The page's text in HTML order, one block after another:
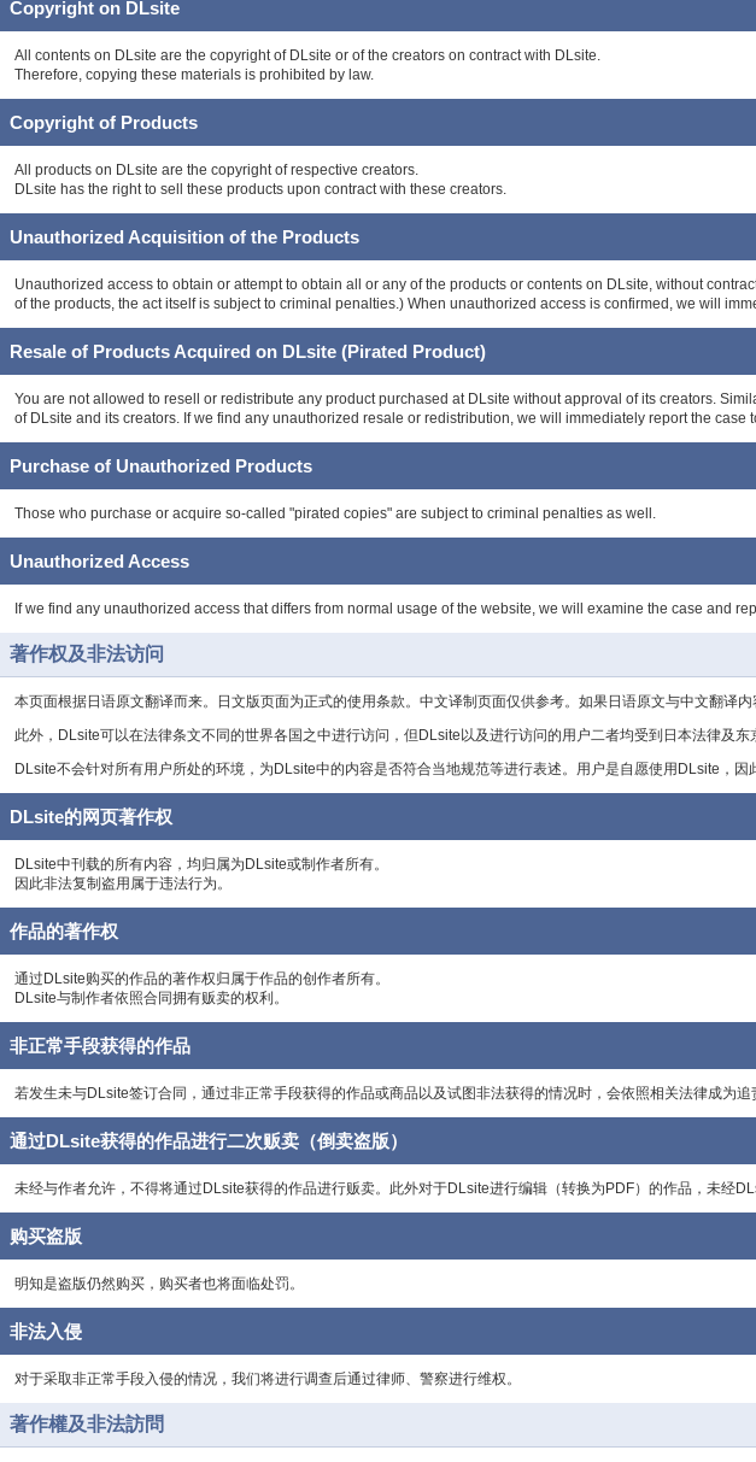
Copyright on DLsite
All contents on DLsite are the copyright of DLsite or of the creators on contract with DLsite.
Therefore, copying these materials is prohibited by law.
Copyright of Products
All products on DLsite are the copyright of respective creators.
DLsite has the right to sell these products upon contract with these creators.
Unauthorized Acquisition of the Products
Unauthorized access to obtain or attempt to obtain all or any of the products or contents on DLsite, without
of the products, the act itself is subject to criminal penalties.) When unauthorized access is confirmed, we will
Resale of Products Acquired on DLsite (Pirated Product)
You are not allowed to resell or redistribute any product purchased at DLsite without approval of its creators.
of DLsite and its creators. If we find any unauthorized resale or redistribution, we will immediately report the case
Purchase of Unauthorized Products
Those who purchase or acquire so-called "pirated copies" are subject to criminal penalties as well.
Unauthorized Access
If we find any unauthorized access that differs from normal usage of the website, we will examine the case and
著作权及非法访问
本页面根据日语原文翻译而来。日文版页面为正式的使用条款。中文译制页面仅供参考。如果日语原文与中文翻译内
此外，DLsite可以在法律条文不同的世界各国之中进行访问，但DLsite以及进行访问的用户二者均受到日本法律及东
DLsite不会针对所有用户所处的环境，为DLsite中的内容是否符合当地规范等进行表述。用户是自愿使用DLsite，因
DLsite的网页著作权
DLsite中刊载的所有内容，均归属为DLsite或制作者所有。
因此非法复制盗用属于违法行为。
作品的著作权
通过DLsite购买的作品的著作权归属于作品的创作者所有。
DLsite与制作者依照合同拥有贩卖的权利。
非正常手段获得的作品
若发生未与DLsite签订合同，通过非正常手段获得的作品或商品以及试图非法获得的情况时，会依照相关法律成为
通过DLsite获得的作品进行二次贩卖（倒卖盗版）
未经与作者允许，不得将通过DLsite获得的作品进行贩卖。此外对于DLsite进行编辑（转换为PDF）的作品，未经
购买盗版
明知是盗版仍然购买，购买者也将面临处罚。
非法入侵
对于采取非正常手段入侵的情况，我们将进行调查后通过律师、警察进行维权。
著作權及非法訪問